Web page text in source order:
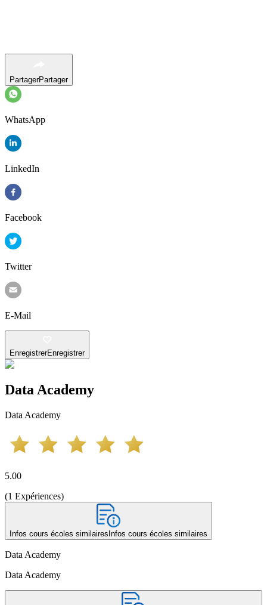
PartagerPartager
WhatsApp
LinkedIn
Facebook
Twitter
E-Mail
EnregistrerEnregistrer
Data Academy
Data Academy
5.00
(1 Expériences)
Infos cours écoles similaires Infos cours écoles similaires
Data Academy
Data Academy